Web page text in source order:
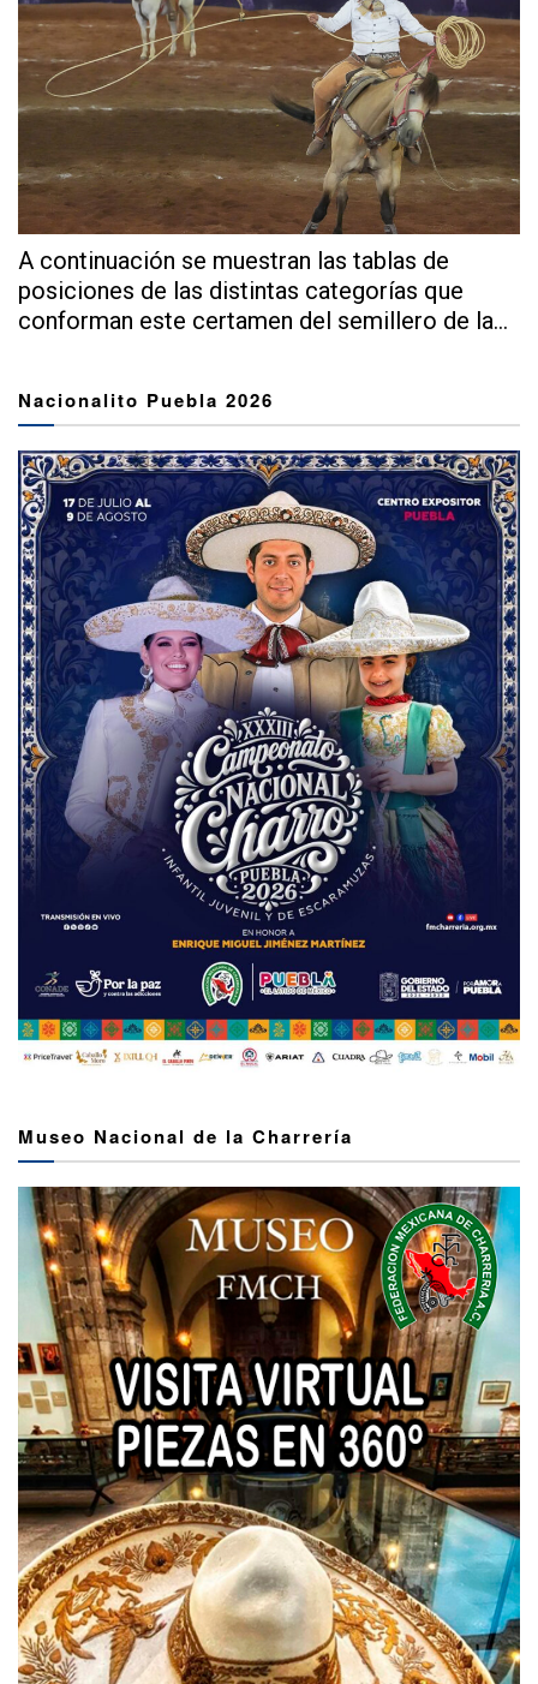
A continuación se muestran las tablas de
posiciones de las distintas categorías que
conforman este certamen del semillero de la...
Nacionalito Puebla 2026
Museo Nacional de la Charrería